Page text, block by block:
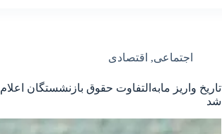
اجتماعی, اقتصادی
تاریخ واریز مابه‌التفاوت حقوق بازنشستگان اعلام
شد